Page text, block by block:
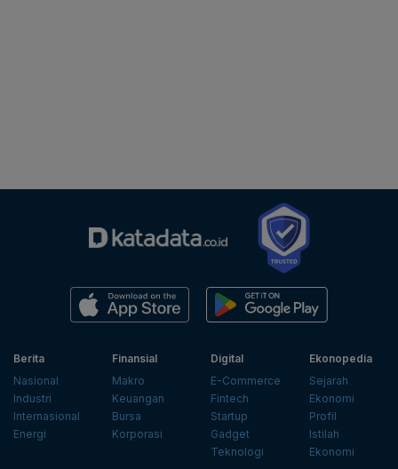
Berita
Nasional
Industri
Internasional
Energi
Finansial
Makro
Keuangan
Bursa
Korporasi
Digital
E-Commerce
Fintech
Startup
Gadget
Teknologi
Ekonopedia
Sejarah
Ekonomi
Profil
Istilah
Ekonomi